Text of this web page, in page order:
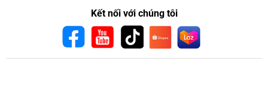
Kết nối với chúng tôi